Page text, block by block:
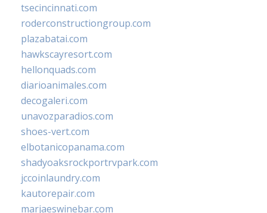
tsecincinnati.com
roderconstructiongroup.com
plazabatai.com
hawkscayresort.com
hellonquads.com
diarioanimales.com
decogaleri.com
unavozparadios.com
shoes-vert.com
elbotanicopanama.com
shadyoaksrockportrvpark.com
jccoinlaundry.com
kautorepair.com
marjaeswinebar.com